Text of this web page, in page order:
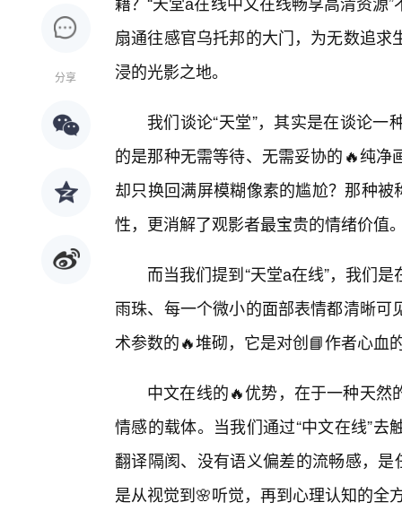
分享
扇通往感官乌托邦的大门，为无数追
浸的光影之地。
我们谈论“天堂”，其实是在谈论
的是那种无需等待、无需妥协的🔥纯
却只换回满屏模糊像素的尴尬？那种
性，更消解了观影者最宝贵的情绪价值
而当我们提到“天堂а在线”，我们
雨珠、每一个微小的面部表情都清晰
术参数的🔥堆砌，它是对创📘作者心血
中文在线的🔥优势，在于一种天
情感的载体。当我们通过“中文在线”
翻译隔阂、没有语义偏差的流畅感，
是从视觉到🌸听觉，再到心理认知的全